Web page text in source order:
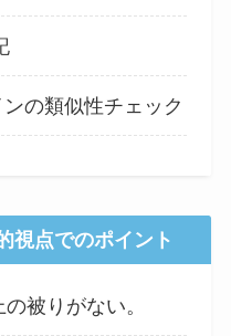
の類似性チェック
視点でのポイント
被りがない。